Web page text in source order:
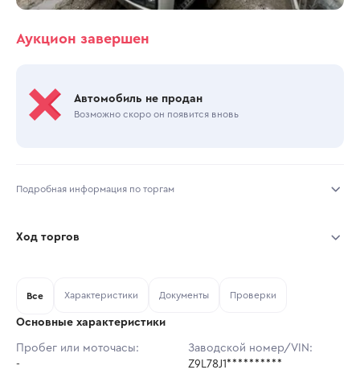
Аукцион завершен
Автомобиль не продан
Возможно скоро он появится вновь
Подробная информация по торгам
Тип аукциона: Открытые торги
Шаг торгов: 35 839 ₽
Ход торгов
Ставок не найдено
Все Характеристики Документы Проверки
Основные характеристики
Пробег или моточасы:
-
Заводской номер/VIN:
Z9L78J1**********